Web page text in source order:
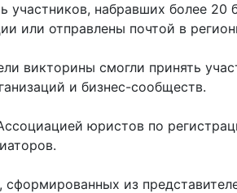
участников, набравших более
или отправлены почтой в
викторины смогли принять
и бизнес-сообществ.
юристов по
сформированных из